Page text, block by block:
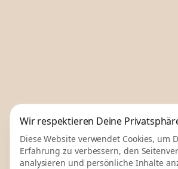
Wir respektieren Deine
Diese Website verwendet Cookies, um
Erfahrung zu verbessern, den
analysieren und persönliche Inhalte